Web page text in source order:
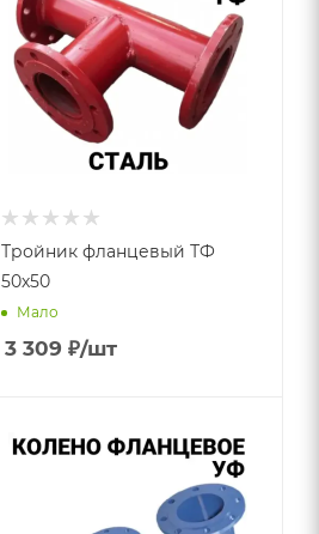
Тройник фланцевый ТФ
50х50
Мало
3 309 ₽/шт